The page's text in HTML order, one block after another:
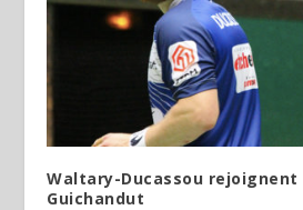
Waltary-Ducassou rejoignent
Guichandut